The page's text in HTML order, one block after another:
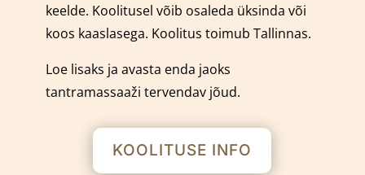
keelde. Koolitusel võib osaleda üksinda või
koos kaaslasega. Koolitus toimub Tallinnas.
Loe lisaks ja avasta enda jaoks
tantramassaaži tervendav jõud.
KOOLITUSE INFO